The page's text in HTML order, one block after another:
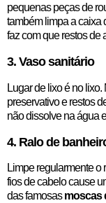
pequenas peças de
também limpa a caixa
faz com que restos de
3. Vaso sanitário
Lugar de lixo é no
preservativo e restos
não dissolve na água
4. Ralo de
Limpe regularmente o
fios de cabelo cause
das famosasmoscas